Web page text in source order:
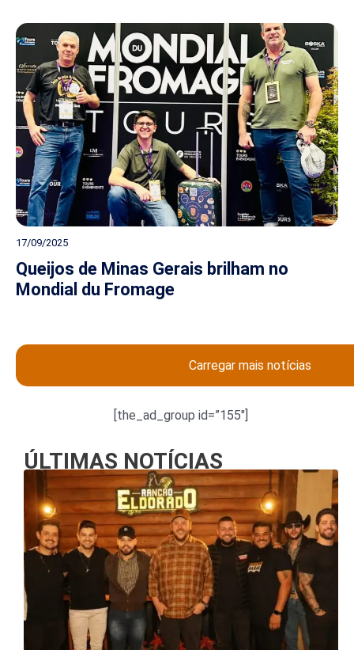
17/09/2025
Queijos de Minas Gerais brilham no
Mondial du Fromage
Carregar mais notícias
[the_ad_group id=”155″]
ÚLTIMAS NOTÍCIAS